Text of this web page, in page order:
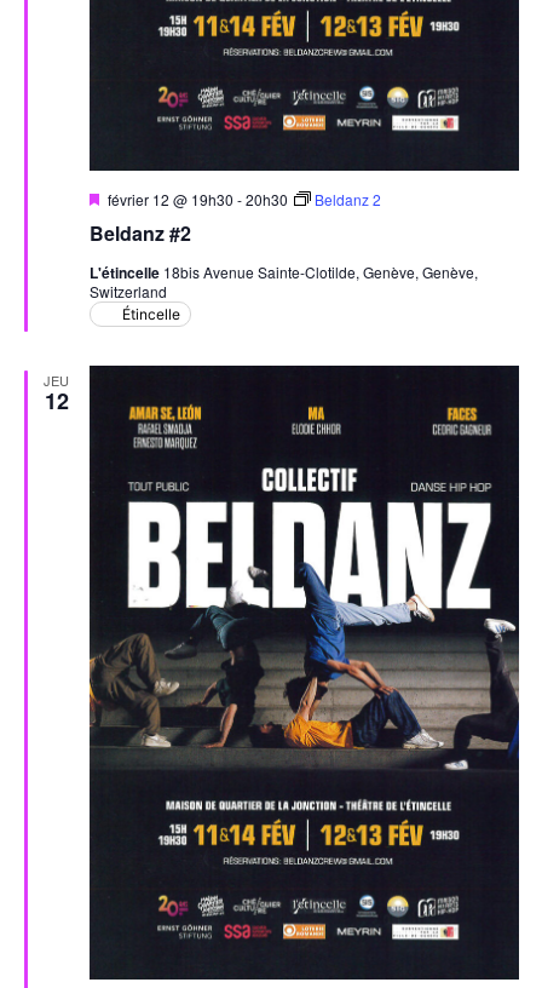
Beldanz #2
Mis
avant
février 12 @ 19h30 -20h30 Beldanz 2
L'étincelle 18bis Avenue Sainte-Clotilde, Genève, Genève,
Switzerland
Étincelle
JEU
12